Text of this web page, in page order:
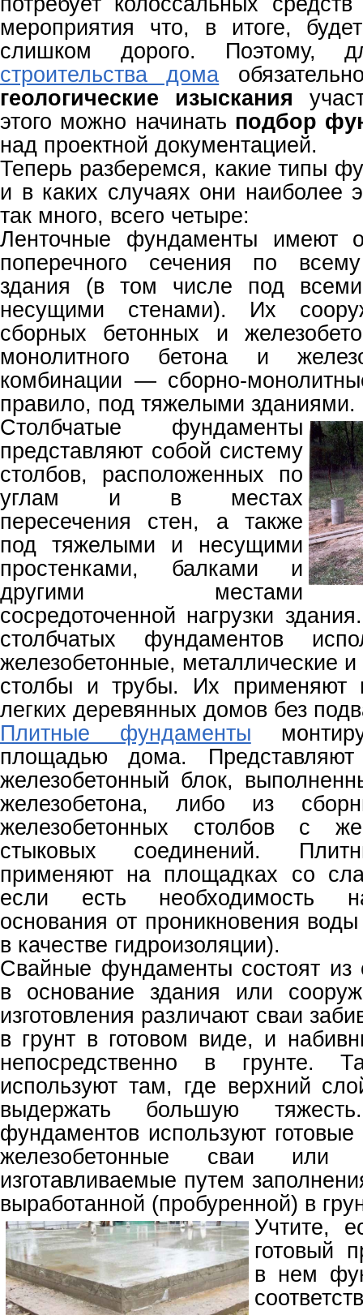
мероприятия что, в итоге,
слишком дорого. Поэтому,
строительства дома
геологические изыскания
этого можно начинать подбор
над проектной документацией.
Теперь разберемся, какие типы
и в каких случаях они наиболее
так много, всего четыре:
Ленточные фундаменты имеют
поперечного сечения по
здания (в том числе под
несущими стенами). Их
сборных бетонных и
монолитного бетона и
комбинации — сборно-
правило, под тяжелыми зданиями.
Столбчатые фундаменты
представляют собой систему
столбов, расположенных по
углам и в местах
пересечения стен, а также
под тяжелыми и несущими
простенками, балками и
другими местами
сосредоточенной нагрузки
столбчатых фундаментов
железобетонные, металлические
столбы и трубы. Их применяют
легких деревянных домов без
Плитные фундаменты
площадью дома.
железобетонный блок,
железобетона, либо из
железобетонных столбов с
стыковых соединений.
применяют на площадках со
если есть необходимость
основания от проникновения
в качестве гидроизоляции).
Свайные фундаменты состоят из
в основание здания или
изготовления различают сваи
в грунт в готовом виде, и
непосредственно в грунте.
используют там, где верхний
выдержать большую
фундаментов используют готовые
железобетонные сваи или
изготавливаемые путем
выработанной (пробуренной) в
Учтите,
готовый
в нем